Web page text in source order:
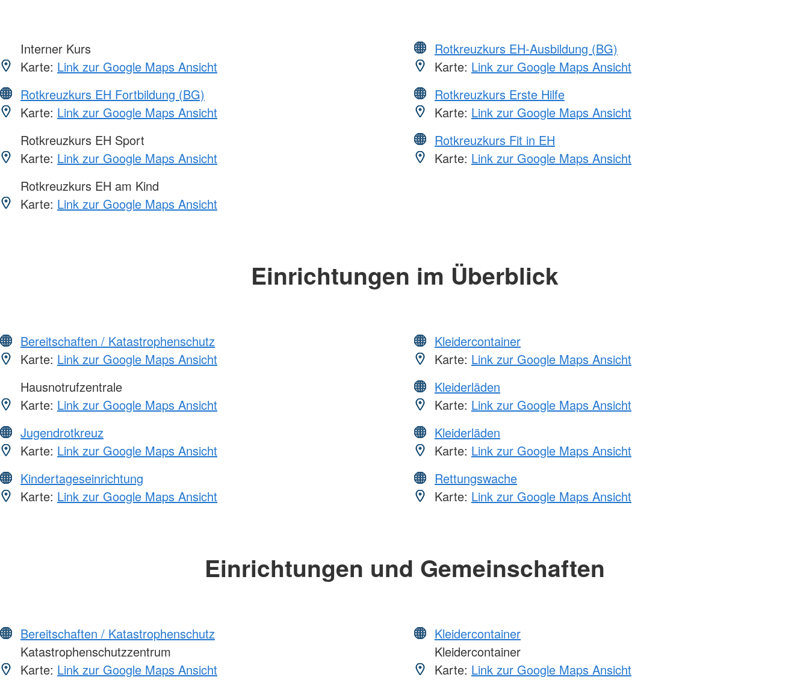
Interner Kurs
Karte: Link zur Google Maps Ansicht
Rotkreuzkurs EH Fortbildung (BG)
Karte: Link zur Google Maps Ansicht
Rotkreuzkurs EH Sport
Karte: Link zur Google Maps Ansicht
Rotkreuzkurs EH am Kind
Karte: Link zur Google Maps Ansicht
Rotkreuzkurs EH-Ausbildung (BG)
Karte: Link zur Google Maps Ansicht
Rotkreuzkurs Erste Hilfe
Karte: Link zur Google Maps Ansicht
Rotkreuzkurs Fit in EH
Karte: Link zur Google Maps Ansicht
Einrichtungen im Überblick
Bereitschaften / Katastrophenschutz
Karte: Link zur Google Maps Ansicht
Hausnotrufzentrale
Karte: Link zur Google Maps Ansicht
Jugendrotkreuz
Karte: Link zur Google Maps Ansicht
Kindertageseinrichtung
Karte: Link zur Google Maps Ansicht
Kleidercontainer
Karte: Link zur Google Maps Ansicht
Kleiderläden
Karte: Link zur Google Maps Ansicht
Kleiderläden
Karte: Link zur Google Maps Ansicht
Rettungswache
Karte: Link zur Google Maps Ansicht
Einrichtungen und Gemeinschaften
Bereitschaften / Katastrophenschutz
Katastrophenschutzzentrum
Karte: Link zur Google Maps Ansicht
Kleidercontainer
Kleidercontainer
Karte: Link zur Google Maps Ansicht